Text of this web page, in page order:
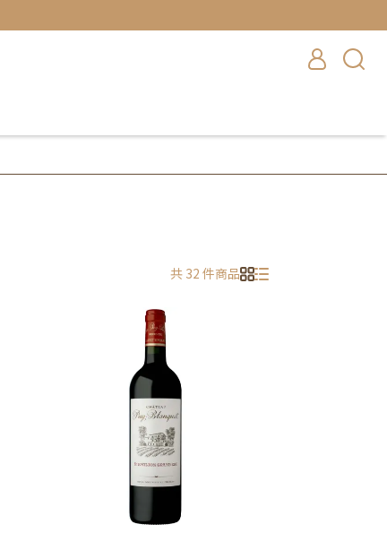
共 32 件商品